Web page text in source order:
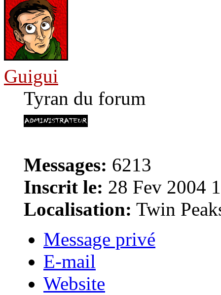
Guigui
Tyran du forum
Messages: 6213
Inscrit le: 28 Fev 2004
Localisation: Twin
Message privé
E-mail
Website